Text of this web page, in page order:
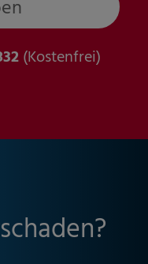
(Kostenfrei)